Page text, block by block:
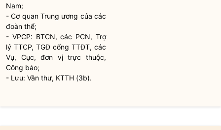
Nam;
- Cơ quan Trung ương của các
đoàn thể;
- VPCP: BTCN, các PCN, Trợ
lý TTCP, TGĐ cổng TTĐT, các
Vụ, Cục, đơn vị trực thuộc,
Công báo;
- Lưu: Văn thư, KTTH (3b).